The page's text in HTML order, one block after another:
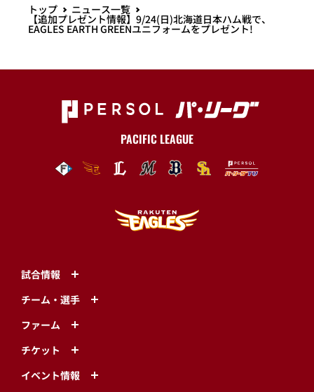
トップ ニュース一覧
【追加プレゼント情報】9/24(日)北海道日本ハム戦で、
EAGLES EARTH GREENユニフォームをプレゼント!
PACIFIC LEAGUE
試合情報
チーム・選手
ファーム
チケット
イベント情報